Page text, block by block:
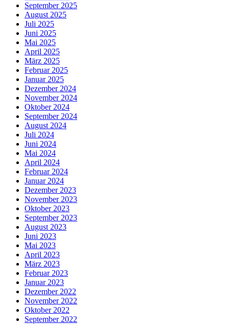
September 2025
August 2025
Juli 2025
Juni 2025
Mai 2025
April 2025
März 2025
Februar 2025
Januar 2025
Dezember 2024
November 2024
Oktober 2024
September 2024
August 2024
Juli 2024
Juni 2024
Mai 2024
April 2024
Februar 2024
Januar 2024
Dezember 2023
November 2023
Oktober 2023
September 2023
August 2023
Juni 2023
Mai 2023
April 2023
März 2023
Februar 2023
Januar 2023
Dezember 2022
November 2022
Oktober 2022
September 2022